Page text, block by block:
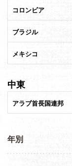
コロンビア
ブラジル
メキシコ
中東
アラブ首長国連邦
年別